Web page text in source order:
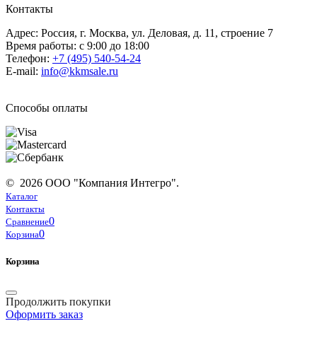
Контакты
Адрес: Россия, г. Москва, ул. Деловая, д. 11, строение 7
Время работы: с 9:00 до 18:00
Телефон: +7 (495) 540-54-24
E-mail: info@kkmsale.ru
Способы оплаты
© 2026 ООО "Компания Интегро".
Каталог
Контакты
Сравнение0
Корзина0
Корзина
Продолжить покупки
Оформить заказ